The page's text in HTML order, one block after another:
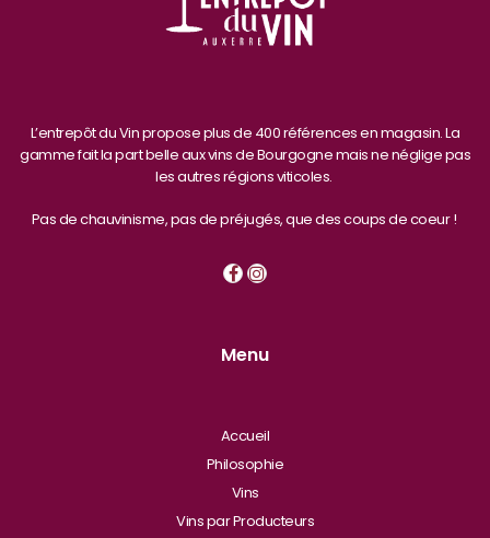
L’entrepôt du Vin propose plus de 400 références en magasin. La
gamme fait la part belle aux vins de Bourgogne mais ne néglige pas
les autres régions viticoles.
Pas de chauvinisme, pas de préjugés, que des coups de coeur !
Menu
Accueil
Philosophie
Vins
Vins par Producteurs